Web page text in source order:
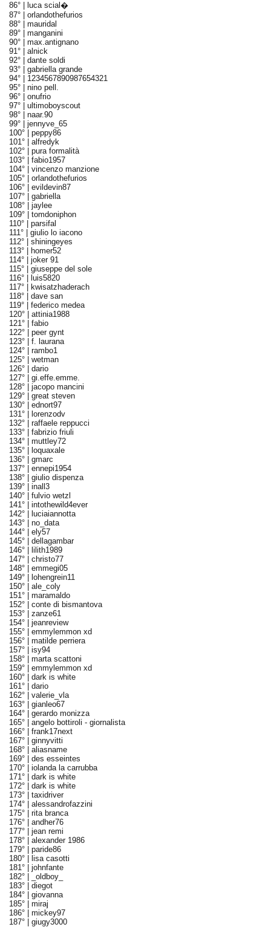
86° |
luca scial�
87° | orlandothefurios
88° | mauridal
89° | manganini
90° | max.antignano
91° | alnick
92° | dante soldi
93° | gabriella grande
94° | 1234567890987654321
95° | nino pell.
96° | onufrio
97° | ultimoboyscout
98° | naar.90
99° | jennyve_65
100° | peppy86
101° | alfredyk
102° | pura formalità
103° | fabio1957
104° | vincenzo manzione
105° | orlandothefurios
106° | evildevin87
107° | gabriella
108° | jaylee
109° | tomdoniphon
110° | parsifal
111° | giulio lo iacono
112° | shiningeyes
113° |
homer52
114° | joker 91
115° | giuseppe del sole
116° |
luis5820
117° |
kwisatzhaderach
118° | dave san
119° | federico medea
120° | attinia1988
121° | fabio
122° | peer gynt
123° | f. laurana
124° | rambo1
125° | wetman
126° | dario
127° | gi.effe.emme.
128° | jacopo mancini
129° | great steven
130° | ednort97
131° |
lorenzodv
132° | raffaele reppucci
133° | fabrizio friuli
134° | muttley72
135° |
loquaxale
136° | gmarc
137° | ennepi1954
138° | giulio dispenza
139° | inall3
140° | fulvio wetzl
141° | intothewild4ever
142° |
luciaiannotta
143° | no_data
144° | ely57
145° | dellagambar
146° |
lilith1989
147° | christo77
148° | emmegi05
149° |
lohengrein11
150° | ale_coly
151° | maramaldo
152° | conte di bismantova
153° | zanze61
154° | jeanreview
155° | emmylemmon xd
156° | matilde perriera
157° | isy94
158° | marta scattoni
159° | emmylemmon xd
160° | dark is white
161° | dario
162° | valerie_vla
163° | gianleo67
164° | gerardo monizza
165° | angelo bottiroli - giornalista
166° | frank17next
167° | ginnyvitti
168° | aliasname
169° | des esseintes
170° | iolanda la carrubba
171° | dark is white
172° | dark is white
173° | taxidriver
174° | alessandrofazzini
175° | rita branca
176° | andher76
177° | jean remi
178° | alexander 1986
179° | paride86
180° |
lisa casotti
181° | johnfante
182° |
_oldboy_
183° | diegot
184° | giovanna
185° | miraj
186° | mickey97
187° | giugy3000